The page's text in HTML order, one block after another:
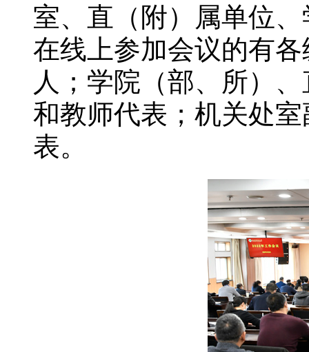
室、直（附）属单位
在线上参加会议的有
人；学院（部、所）
和教师代表；机关处
表。